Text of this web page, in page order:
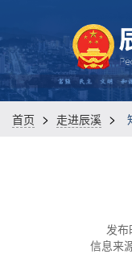
首页 > 走进辰溪 >
发
信息来